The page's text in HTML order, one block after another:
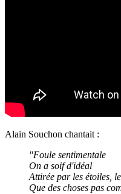
Alain Souchon chantait :
"Foule sentimentale
On a soif d'idéal
Attirée par les étoiles,
Que des choses pas